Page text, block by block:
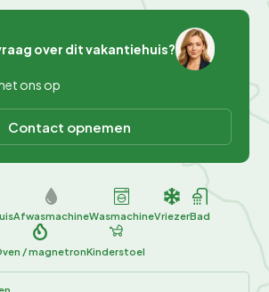
over dit vakantiehuis?
ons op
Contact opnemen
AfwasmachineWasmachineVriezerBad
/ magnetronKinderstoel